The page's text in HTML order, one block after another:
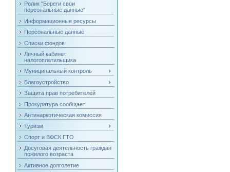
Ролик "Береги свои
персональные данные"
Информационные ресурсы
Персональные данные
Списки фондов
Личный кабинет
налогоплатильщика
Муниципальный контроль
Благоустройство
Защита прав потребителей
Прокуратура сообщает
Антинаркотическая комиссия
Туризм
Спорт и ВФСК ГТО
Досуговая деятельность граждан
пожилого возраста
Активное долголетие